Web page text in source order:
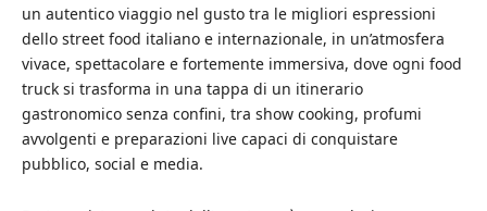
un autentico viaggio nel gusto tra le migliori espressioni
dello street food italiano e internazionale, in un’atmosfera
vivace, spettacolare e fortemente immersiva, dove ogni food
truck si trasforma in una tappa di un itinerario
gastronomico senza confini, tra show cooking, profumi
avvolgenti e preparazioni live capaci di conquistare
pubblico, social e media.